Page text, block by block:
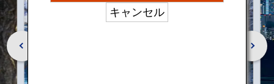
キャンセル